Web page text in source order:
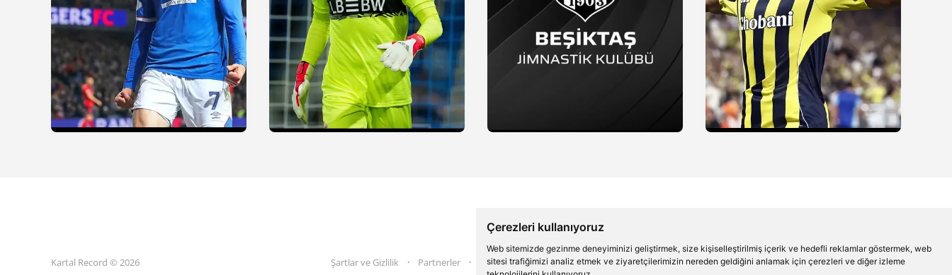
Çerezleri kullanıyoruz
Web sitemizde gezinme deneyiminizi geliştirmek, size kişiselleştirilmiş içerik ve hedefli reklamlar göstermek, web
sitesi trafiğimizi analiz etmek ve ziyaretçilerimizin nereden geldiğini anlamak için çerezleri ve diğer izleme
Kartal Record © 2026 Şartlar ve Gizlilik Partnerler İletişim Twitter Instagram Beşiktaş'ın Medyası